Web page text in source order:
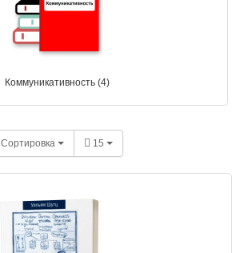
Коммуникативность (4)
Сортировка 15